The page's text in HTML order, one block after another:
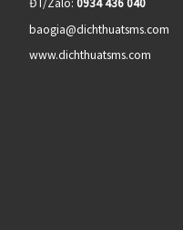
ĐT/Zalo: 0934 436 040
baogia@dichthuatsms.com
www.dichthuatsms.com